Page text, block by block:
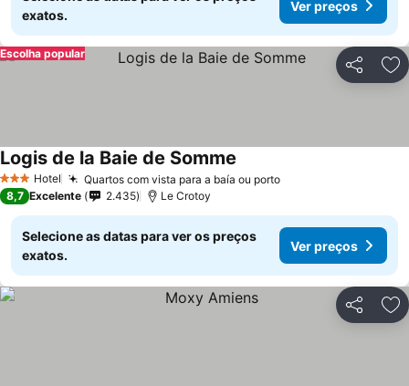
exatos.
Ver preços
Partilhar
Escolha popular
3 EstrelasHotel Quartos com vista para a baía ou porto
Logis de la Baie de Somme
8,7 Excelente 2.435 Le Crotoy
Selecione as datas para ver os preços
exatos.
Ver preços
Partilhar